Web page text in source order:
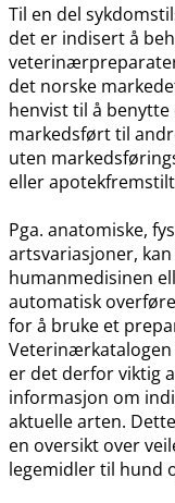
Til en del
det er indisert å
det norske
henvist til å
markedsført til
uten
eller
Pga. anatomiske,
artsvariasjoner,
humanmedisinen
automatisk
for å bruke et
er det derfor viktig
informasjon om
aktuelle arten.
en oversikt over
legemidler til hund